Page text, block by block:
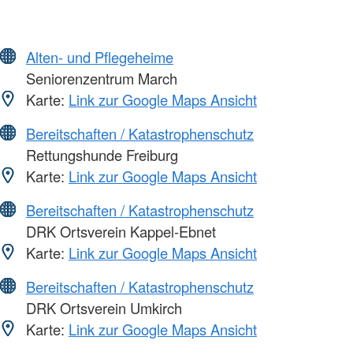
Alten- und Pflegeheime
Seniorenzentrum March
Karte: Link zur Google Maps Ansicht
Bereitschaften / Katastrophenschutz
Rettungshunde Freiburg
Karte: Link zur Google Maps Ansicht
Bereitschaften / Katastrophenschutz
DRK Ortsverein Kappel-Ebnet
Karte: Link zur Google Maps Ansicht
Bereitschaften / Katastrophenschutz
DRK Ortsverein Umkirch
Karte: Link zur Google Maps Ansicht